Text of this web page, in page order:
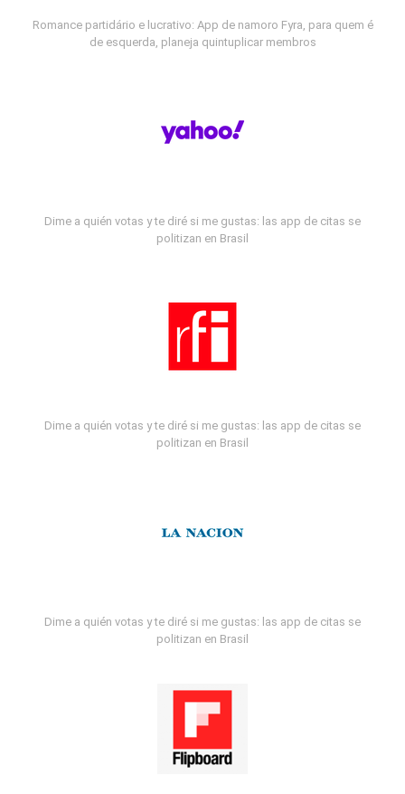
Romance partidário e lucrativo: App de namoro Fyra, para quem é
de esquerda, planeja quintuplicar membros
Dime a quién votas y te diré si me gustas: las app de citas se
politizan en Brasil
Dime a quién votas y te diré si me gustas: las app de citas se
politizan en Brasil
Dime a quién votas y te diré si me gustas: las app de citas se
politizan en Brasil